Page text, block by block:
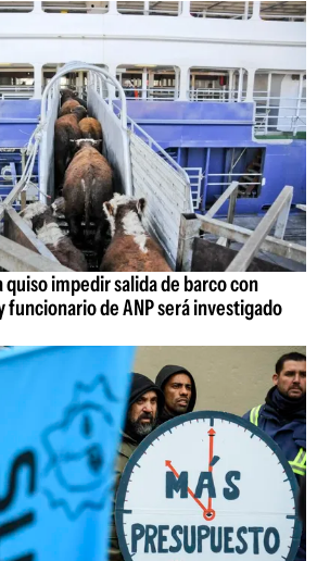
impedir salida de barco con
funcionario de ANP será investigado